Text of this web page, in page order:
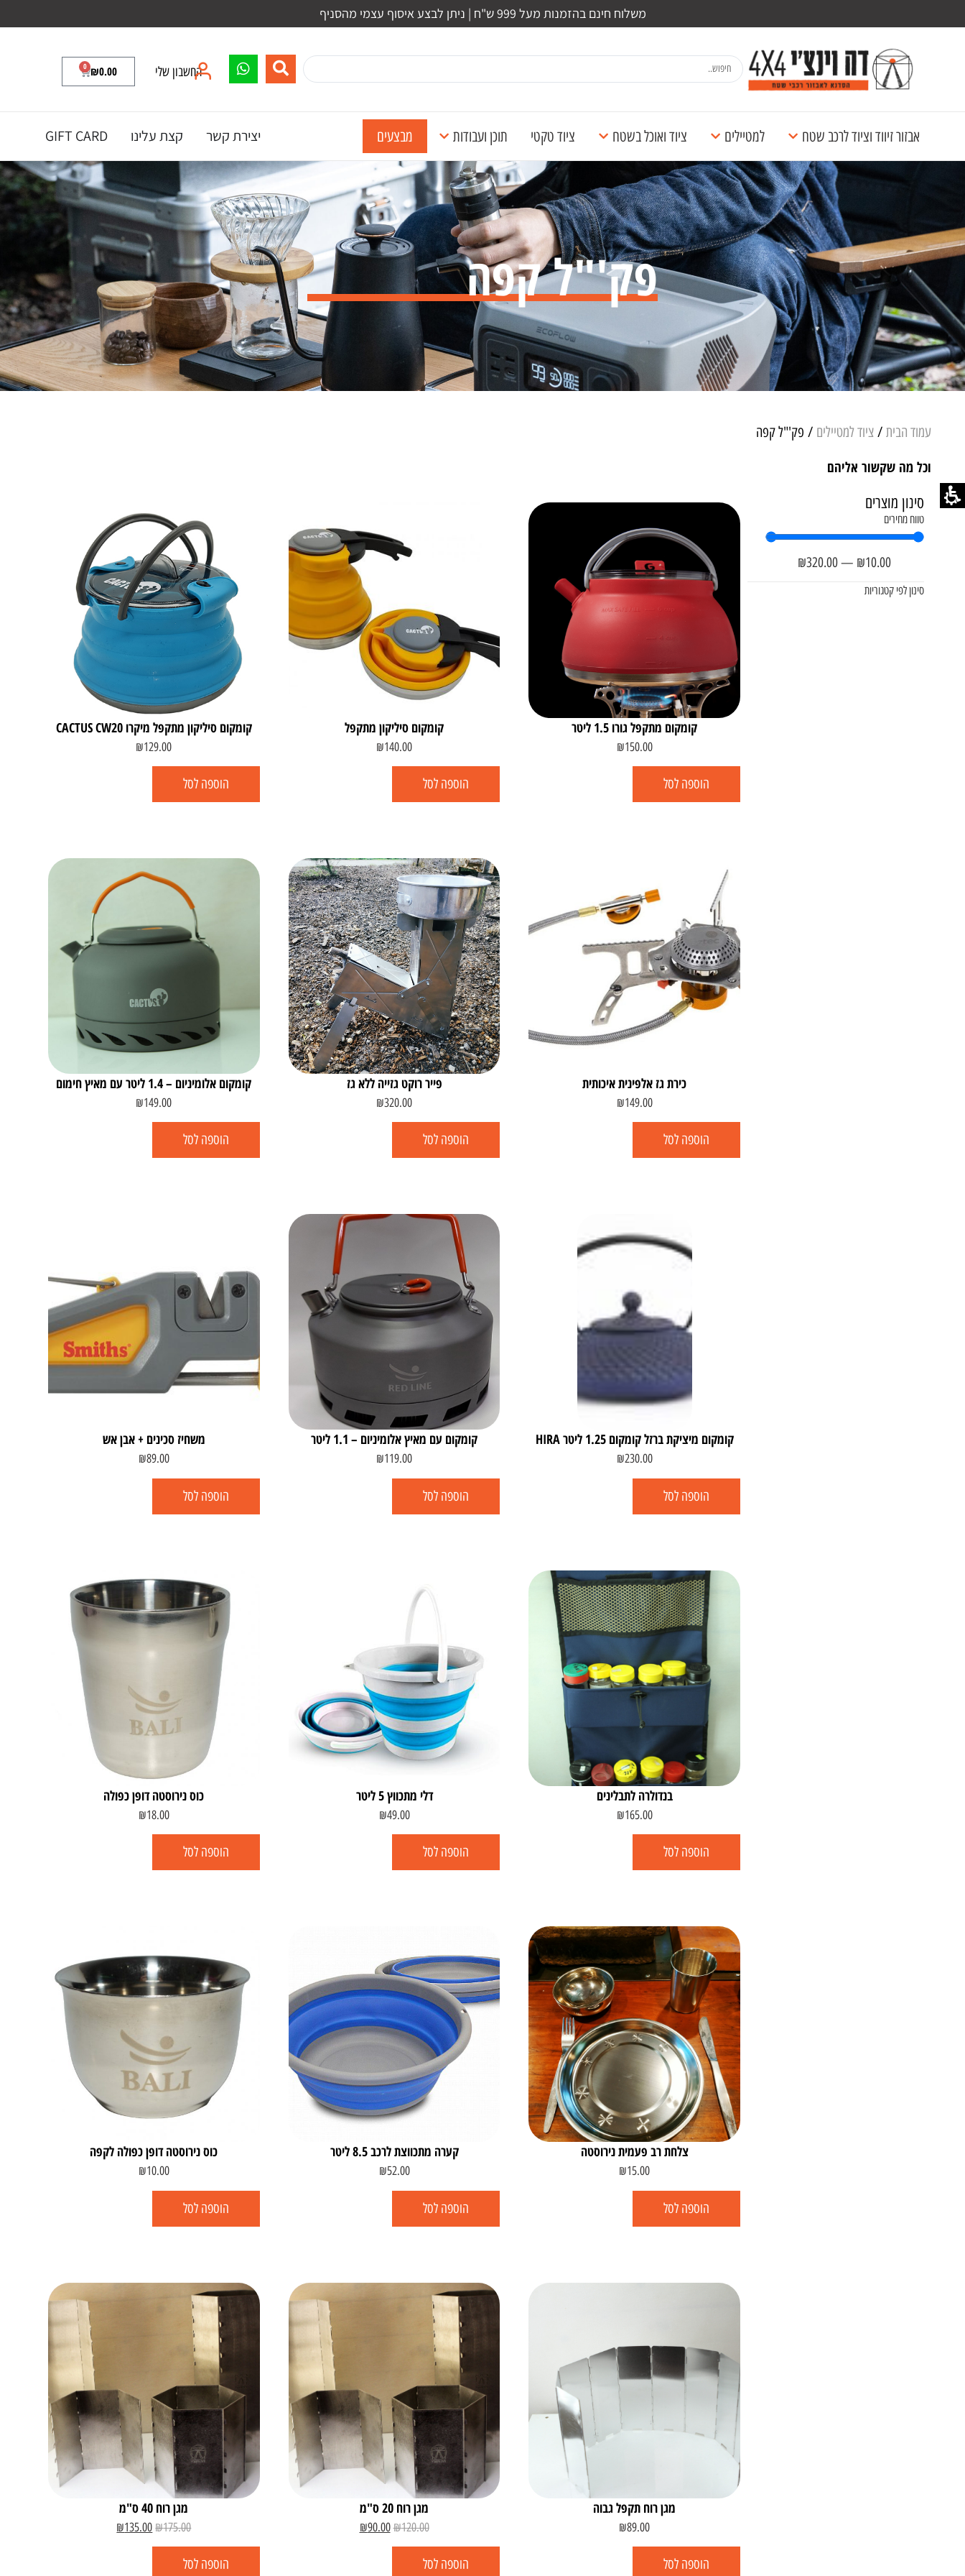
משלוח חינם בהזמנות מעל 999 ש"ח | ניתן לבצע איסוף עצמי מהסניף
החשבון שלי ₪0.00
0
אבזור זיווד וציוד לרכב שטח למטיילים ציוד ואוכל בשטח ציוד טקטי תוכן ועבודות מבצעים יצירת קשר קצת עלינו GIFT CARD
פק'"ל קפה
עמוד הבית / ציוד למטיילים / פק'"ל קפה
וכל מה שקשור אליהם
קומקום מתקפל גורו 1.5 ליטר
₪150.00
הוספה לסל
קומקום סיליקון מתקפל
₪140.00
הוספה לסל
קומקום סיליקון מתקפל מיקרו CACTUS CW20
₪129.00
הוספה לסל
כירת גז אלפינית איכותית
₪149.00
הוספה לסל
פייר רוקט גזייה ללא גז
₪320.00
הוספה לסל
קומקום אלומיניום – 1.4 ליטר עם מאיץ חימום
₪149.00
הוספה לסל
קומקום מיציקת ברזל קומקום 1.25 ליטר HIRA
₪230.00
הוספה לסל
קומקום עם מאיץ אלומיניום – 1.1 ליטר
₪119.00
הוספה לסל
משחיז סכינים + אבן אש
₪89.00
הוספה לסל
בנדולרה לתבלינים
₪165.00
הוספה לסל
דלי מתכווץ 5 ליטר
₪49.00
הוספה לסל
כוס נירוסטה דופן כפולה
₪18.00
הוספה לסל
צלחת רב פעמית נירוסטה
₪15.00
הוספה לסל
קערה מתכווצת לרכב 8.5 ליטר
₪52.00
הוספה לסל
כוס נירוסטה דופן כפולה לקפה
₪10.00
הוספה לסל
מגן רוח תקפל גבוה
₪89.00
הוספה לסל
מגן רוח 20 ס"מ
₪120.00
₪90.00
הוספה לסל
מגן רוח 40 ס"מ
₪175.00
₪135.00
הוספה לסל
סינון מוצרים
טווח מחירים
₪10.00
—
₪320.00
סינון לפי קטגוריות